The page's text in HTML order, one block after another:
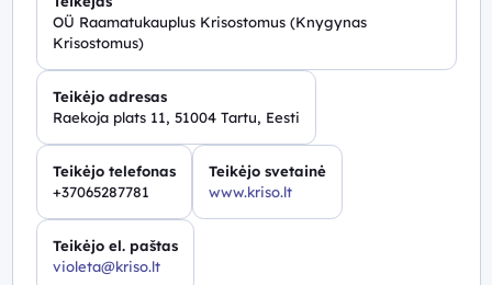
OÜ Raamatukauplus Krisostomus (Knygynas
Krisostomus)
Teikėjo adresas
Raekoja plats 11, 51004 Tartu, Eesti
Teikėjo telefonas
+37065287781
Teikėjo svetainė
www.kriso.lt
Teikėjo el. paštas
violeta@kriso.lt